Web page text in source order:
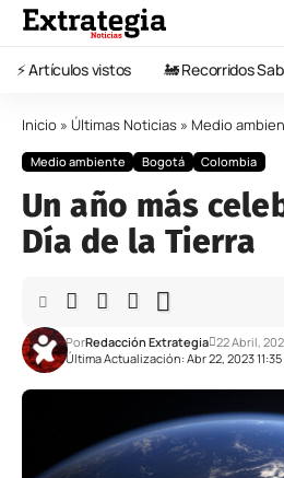
⚡️ Artículos vistos 🚂 Recorridos
Inicio » Últimas Noticias » Medio
Medio ambiente Bogotá Colombia
Un año más
Día de la Tierra
Última Actualización: Abr 22, 2023 11:35
PorRedacción Extrategia 22 Abril,